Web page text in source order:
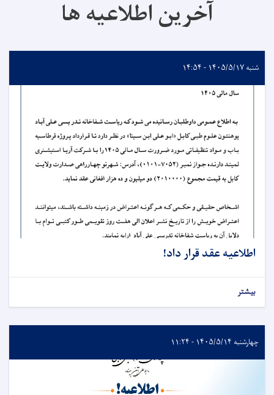
آخرین اطلاعیه ها
شنبه ۱۴۰۵/۵/۱۷ - ۱۴:۵۴
اطلاعیه عقد قرار داد!
بیشتر
چهارشنبه ۱۴۰۵/۵/۱۴ - ۱۱:۲۴